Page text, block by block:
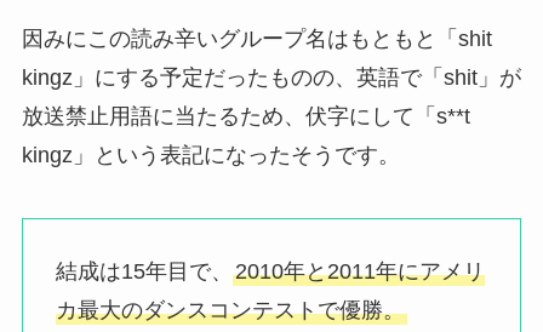
因みにこの読み辛いグループ名はもともと「shit
kingz」にする予定だったものの、英語で「shit」が
放送禁止用語に当たるため、伏字にして「s**t
kingz」という表記になったそうです。
結成は15年目で、 2010年と2011年にアメリ
カ最大のダンスコンテストで優勝。